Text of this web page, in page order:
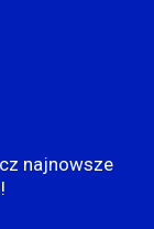
najnowsze